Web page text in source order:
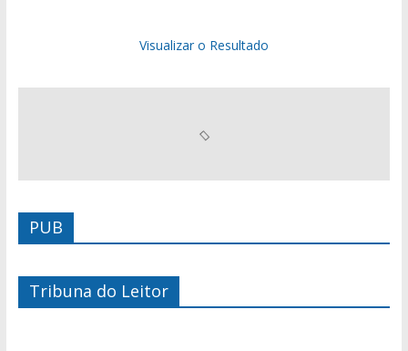
Visualizar o Resultado
PUB
Tribuna do Leitor